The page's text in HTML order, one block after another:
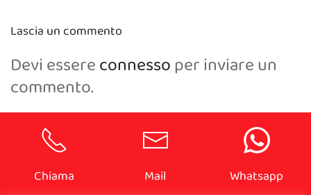
Lascia un commento
Devi essereconnessoper inviare un
commento.
Chiama Mail Whatsapp